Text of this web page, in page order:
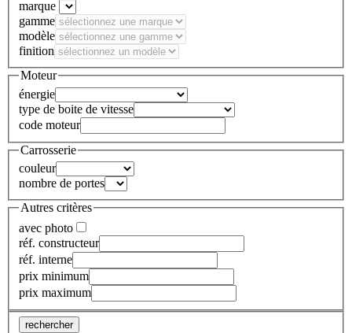
marque
gamme
modèle
finition
Moteur
énergie
type de boite de vitesse
code moteur
Carrosserie
couleur
nombre de portes
Autres critères
avec photo
réf. constructeur
réf. interne
prix minimum
prix maximum
rechercher